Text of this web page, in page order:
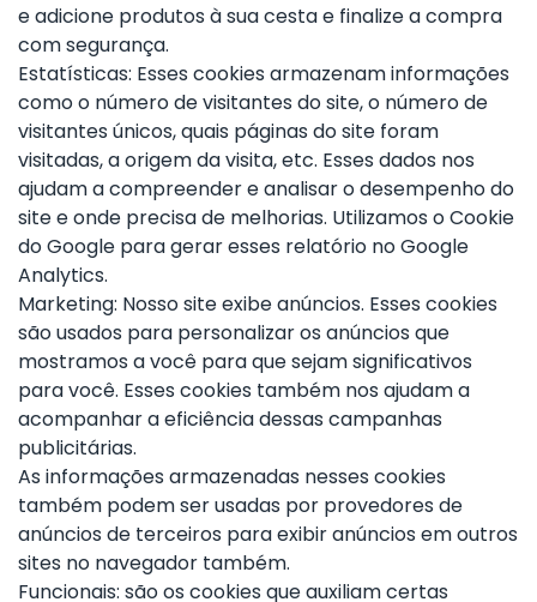
e adicione produtos à sua cesta e finalize a compra
com segurança.
Estatísticas: Esses cookies armazenam informações
como o número de visitantes do site, o número de
visitantes únicos, quais páginas do site foram
visitadas, a origem da visita, etc. Esses dados nos
ajudam a compreender e analisar o desempenho do
site e onde precisa de melhorias. Utilizamos o Cookie
do Google para gerar esses relatório no Google
Analytics.
Marketing: Nosso site exibe anúncios. Esses cookies
são usados para personalizar os anúncios que
mostramos a você para que sejam significativos
para você. Esses cookies também nos ajudam a
acompanhar a eficiência dessas campanhas
publicitárias.
As informações armazenadas nesses cookies
também podem ser usadas por provedores de
anúncios de terceiros para exibir anúncios em outros
sites no navegador também.
Funcionais: são os cookies que auxiliam certas